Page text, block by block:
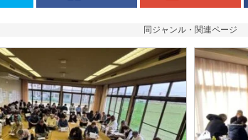
同ジャンル・関連ページ